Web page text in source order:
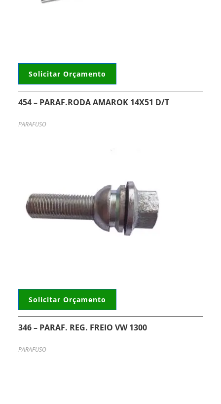
Solicitar Orçamento
454 – PARAF.RODA AMAROK 14X51 D/T
PARAFUSO
Solicitar Orçamento
346 – PARAF. REG. FREIO VW 1300
PARAFUSO